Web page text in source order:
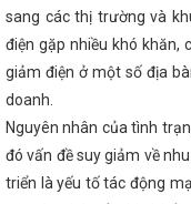
HÀ TĨNH: TIẾP
ĐỂ TỔ CHỨC LẠI
Hội nghị trực tuyến
đán năm 2024
liệu nổ công nghiệp
Nam”
thực hiện Nghị quyết
Lan tỉnh Hà Tĩnh lần
bộ – Hà Tĩnh 2025 diễn
phẩm đặc trưng,
sang các thị trường và
điện gặp nhiều khó khăn,
giảm điện ở một số địa
doanh.
Nguyên nhân của tình
đó vấn đề suy giảm về
triển là yếu tố tác động